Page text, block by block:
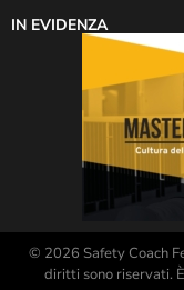
IN EVIDENZA
© 2026 Safety Coach
diritti sono riservati.